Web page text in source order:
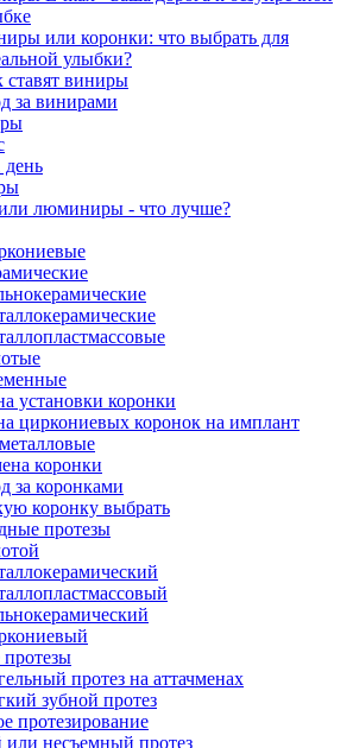
или коронки: что выбрать для
улыбки?
ставят виниры
за винирами
день
люминиры - что лучше?
установки коронки
циркониевых коронок на имплант
коронки
за коронками
коронку выбрать
протезы
протез на аттачменах
зубной протез
протезирование
несъемный протез